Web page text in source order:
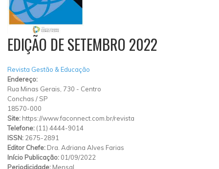
EDIÇÃO DE SETEMBRO 2022
Revista Gestão & Educação
Endereço:
Rua Minas Gerais, 730 - Centro
Conchas / SP
18570-000
Site: https://www.faconnect.com.br/revista
Telefone: (11) 4444-9014
ISSN: 2675-2891
Editor Chefe: Dra. Adriana Alves Farias
Início Publicação: 01/09/2022
Periodicidade: Mensal